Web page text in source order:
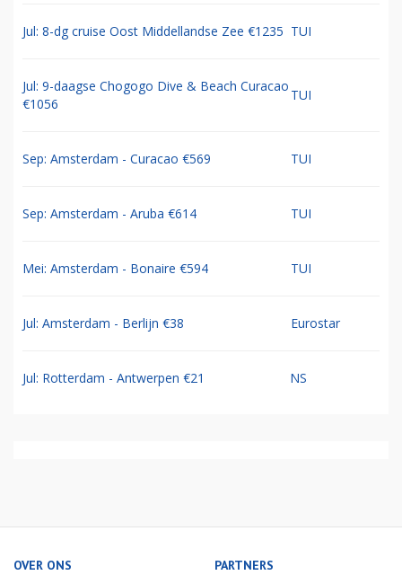
Jul: 8-dg cruise Oost Middellandse Zee €1235 TUI
Jul: 9-daagse Chogogo Dive & Beach Curacao
€1056
TUI
Sep: Amsterdam - Curacao €569 TUI
Sep: Amsterdam - Aruba €614 TUI
Mei: Amsterdam - Bonaire €594 TUI
Jul: Amsterdam - Berlijn €38 Eurostar
Jul: Rotterdam - Antwerpen €21 NS
OVER ONS PARTNERS